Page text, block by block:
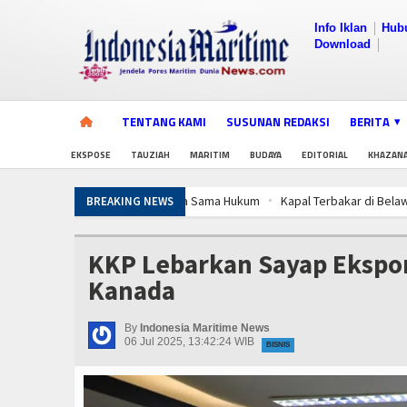
Info Iklan
Download
TENTANG KAMI SUSUNAN REDAKSI BERITA
EKSPOSE TAUZIAH MARITIM BUDAYA EDITORIAL
BREAKING NEWS Kapal Terbakar di Belawan, Patkamla
Aksi Kolaborasi Lindungi Mangrove
KKP Lebarkan Sayap
Kanada
By Indonesia Maritime News
06 Jul 2025, 13:42:24 WIB
BISNIS